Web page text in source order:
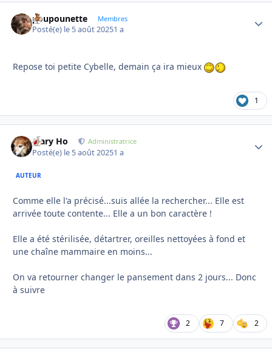
poupounette Membres
Posté(e) le 5 août 20251 a
Repose toi petite Cybelle, demain ça ira mieux
1
Mary Ho Administratrice
Posté(e) le 5 août 20251 a
AUTEUR
Comme elle l'a précisé...suis allée la rechercher... Elle est
arrivée toute contente... Elle a un bon caractère !
Elle a été stérilisée, détartrer, oreilles nettoyées à fond et
une chaîne mammaire en moins...
On va retourner changer le pansement dans 2 jours... Donc
à suivre
2 7 2